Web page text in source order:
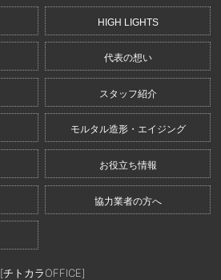
HIGH LIGHTS
代表の想い
スタッフ紹介
モルタル造形・エイジング
お役立ち情報
協力業者の方へ
[チトカラOFFICE]